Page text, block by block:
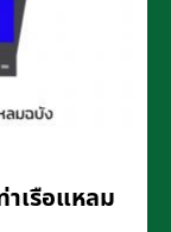
าเรือแหลม